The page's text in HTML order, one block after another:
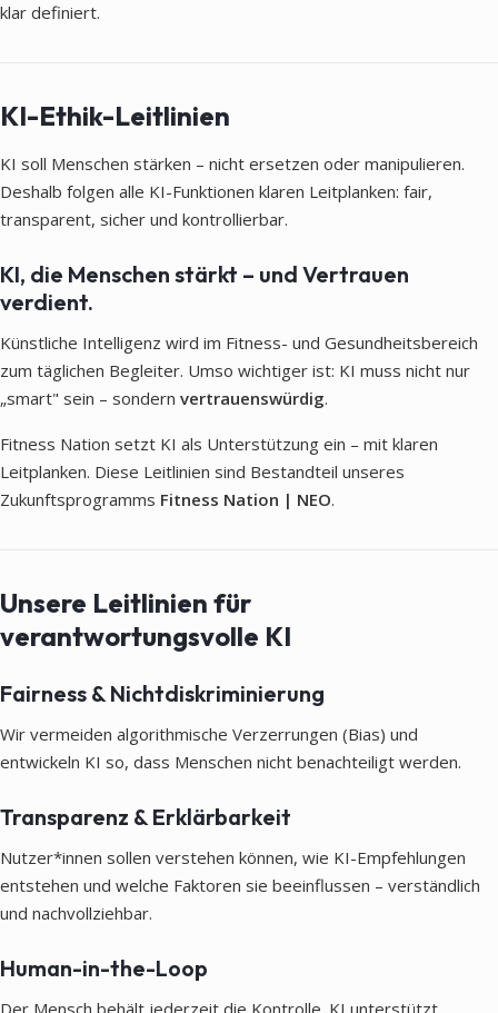
klar definiert.
KI-Ethik-Leitlinien
KI soll Menschen stärken – nicht ersetzen oder manipulieren.
Deshalb folgen alle KI-Funktionen klaren Leitplanken: fair,
transparent, sicher und kontrollierbar.
KI, die Menschen stärkt – und Vertrauen
verdient.
Künstliche Intelligenz wird im Fitness- und Gesundheitsbereich
zum täglichen Begleiter. Umso wichtiger ist: KI muss nicht nur
„smart" sein – sondern vertrauenswürdig.
Fitness Nation setzt KI als Unterstützung ein – mit klaren
Leitplanken. Diese Leitlinien sind Bestandteil unseres
Zukunftsprogramms Fitness Nation | NEO.
Unsere Leitlinien für
verantwortungsvolle KI
Fairness & Nichtdiskriminierung
Wir vermeiden algorithmische Verzerrungen (Bias) und
entwickeln KI so, dass Menschen nicht benachteiligt werden.
Transparenz & Erklärbarkeit
Nutzer*innen sollen verstehen können, wie KI-Empfehlungen
entstehen und welche Faktoren sie beeinflussen – verständlich
und nachvollziehbar.
Human-in-the-Loop
Der Mensch behält jederzeit die Kontrolle. KI unterstützt